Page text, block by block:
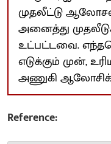
முதலீட்டு
அனைத்து
உட்பட்டவை.
எடுக்கும் முன்,
அணுகி
Reference: